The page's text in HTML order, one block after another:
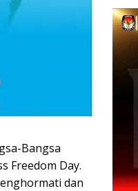
Bangsa
Freedom Day.
dan